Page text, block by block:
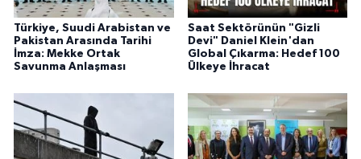
Türkiye, Suudi Arabistan ve
Pakistan Arasında Tarihi
İmza: Mekke Ortak
Savunma Anlaşması
Saat Sektörünün "Gizli
Devi" Daniel Klein'dan
Global Çıkarma: Hedef 100
Ülkeye İhracat